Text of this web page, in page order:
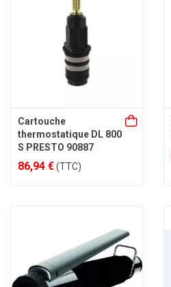
Cartouche
thermostatique DL 800
S PRESTO 90887
86,94 €(TTC)